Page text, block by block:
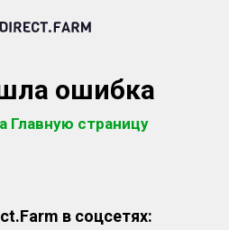
ошибка
Главную страницу
в соцсетях: